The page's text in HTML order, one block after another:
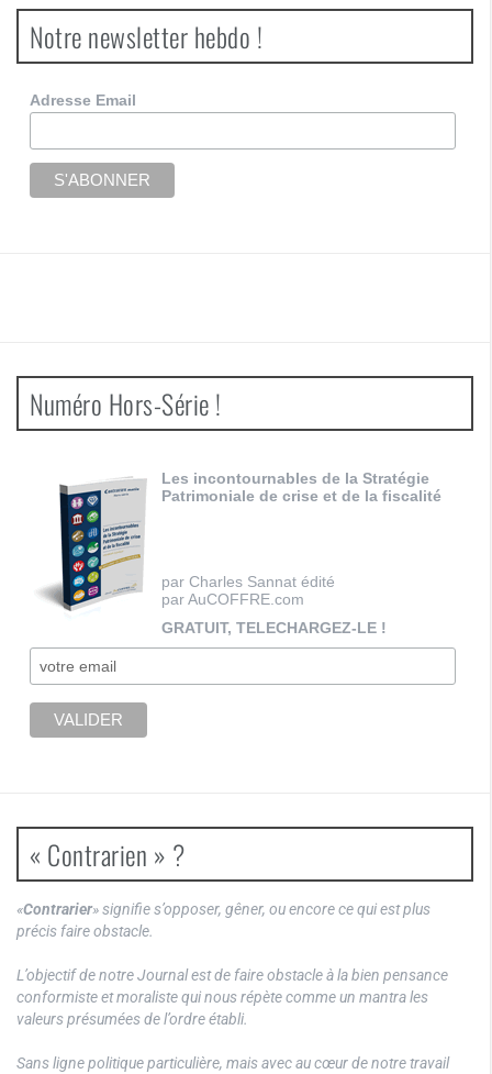
Notre newsletter hebdo !
Adresse Email
Numéro Hors-Série !
Les incontournables de la Stratégie
Patrimoniale de crise et de la fiscalité
par Charles Sannat édité
par AuCOFFRE.com
GRATUIT, TELECHARGEZ-LE !
« Contrarien » ?
«Contrarier» signifie s’opposer, gêner, ou encore ce qui est plus
précis faire obstacle.
L’objectif de notre Journal est de faire obstacle à la bien pensance
conformiste et moraliste qui nous répète comme un mantra les
valeurs présumées de l’ordre établi.
Sans ligne politique particulière, mais avec au cœur de notre travail